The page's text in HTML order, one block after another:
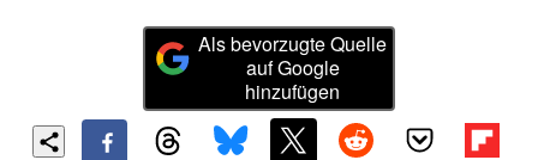
Als bevorzugte Quelle
auf Google
hinzufügen